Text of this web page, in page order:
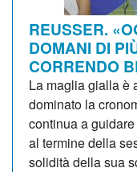
REUSSER.
DOMANI DI
CORRENDO
La maglia gialla è
dominato la
continua a
al termine della
solidità della sua